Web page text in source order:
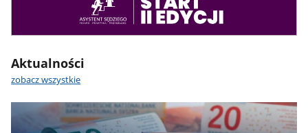
Aktualności
zobacz wszystkie